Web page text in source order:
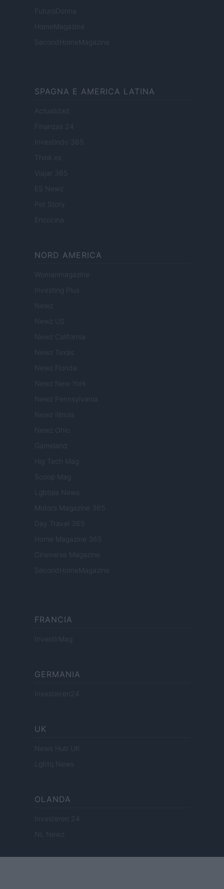
FuturoDonna
HomeMagazine
SecondHomeMagazine
SPAGNA E AMERICA LATINA
Actualidad
Finanzas 24
Investindo 365
Think.es
Viajar 365
ES Newz
Encocina
NORD AMERICA
Womanmagazine
Investing Plus
Newz
Newz US
Newz California
Newz Texas
Newz Florida
Newz New York
Newz Pennsylvania
Newz Illinois
Newz Ohio
Gameland
Hig Tech Mag
Scoop Mag
Lgbtqia News
Motors Magazine 365
Day Travel 365
Home Magazine 365
Cineverse Magazine
SecondHomeMagazine
FRANCIA
InvestirMag
GERMANIA
Investieren24
UK
News Hub UK
Lgbtq News
OLANDA
Investeren 24
NL Newz